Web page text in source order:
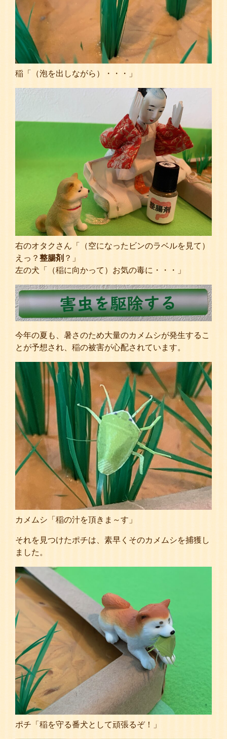
稲「（泡を出しながら）・・・」
右のオタクさん「（空になったビンのラベルを見て）
えっ？ 整腸剤 ？」
左の犬「（稲に向かって）お気の毒に・・・」
今年の夏も、暑さのため大量のカメムシが発生するこ
とが予想され、稲の被害が心配されています。
カメムシ「稲の汁を頂きま～す」
それを見つけたポチは、素早くそのカメムシを捕獲し
ました。
ポチ「稲を守る番犬として頑張るぞ！」